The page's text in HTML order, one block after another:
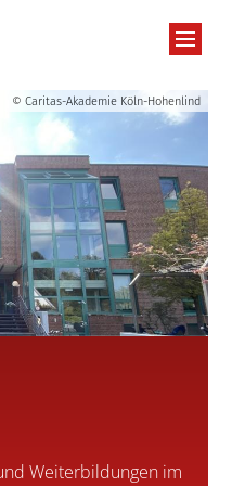
© Caritas-Akademie Köln-Hohenlind
Weiterbildungen im